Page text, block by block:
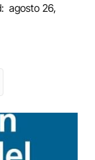
agosto 26,